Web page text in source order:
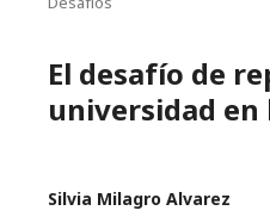
El desafío de
universidad
Silvia Milagro Alvarez